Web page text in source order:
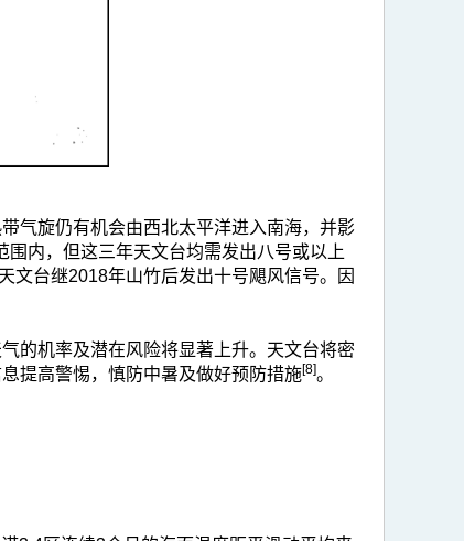
气旋仍有机会由西北太平洋进入南海，并影
内，但这三年天文台均需发出八号或以上
文台继2018年山竹后发出十号飓风信号。因
的机率及潜在风险将显著上升。天文台将密
提高警惕，慎防中暑及做好预防措施[8]。